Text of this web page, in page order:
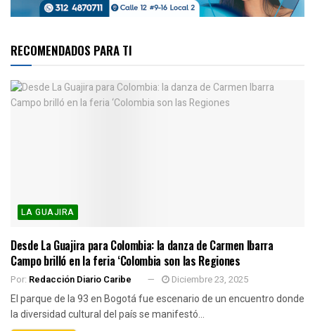
RECOMENDADOS PARA TI
LA GUAJIRA
Desde La Guajira para Colombia: la danza de Carmen Ibarra
Campo brilló en la feria ‘Colombia son las Regiones
Por: Redacción Diario Caribe Diciembre 23, 2025
El parque de la 93 en Bogotá fue escenario de un encuentro donde
la diversidad cultural del país se manifestó...